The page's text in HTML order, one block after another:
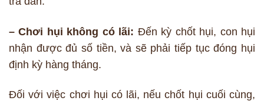
– Chơi hụi không có lãi: Đến kỳ chốt hụi, con hụi
nhận được đủ số tiền, và sẽ phải tiếp tục đóng hụi
định kỳ hàng tháng.
Đối với việc chơi hụi có lãi, nếu chốt hụi cuối cùng,